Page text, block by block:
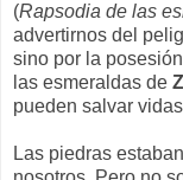
(Rapsodia de las
advertirnos del
sino por la
las esmeraldas de
pueden salvar
Las piedras